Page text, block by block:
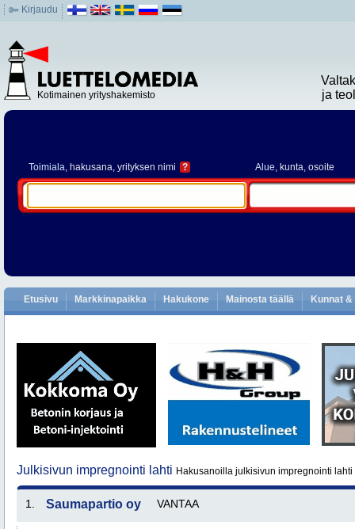
Kirjaudu
Kotimainen yrityshakemisto
ja
Toimiala, hakusana, yrityksen nimi ? Alue, kunta, osoite
Etusivu Markkinapaikka Hakukone Mainosta täällä Kunnat
Julkisivun impregnointi lahti Hakusanoilla julkisivun impregnointi
1. Saumapartio oy VANTAA